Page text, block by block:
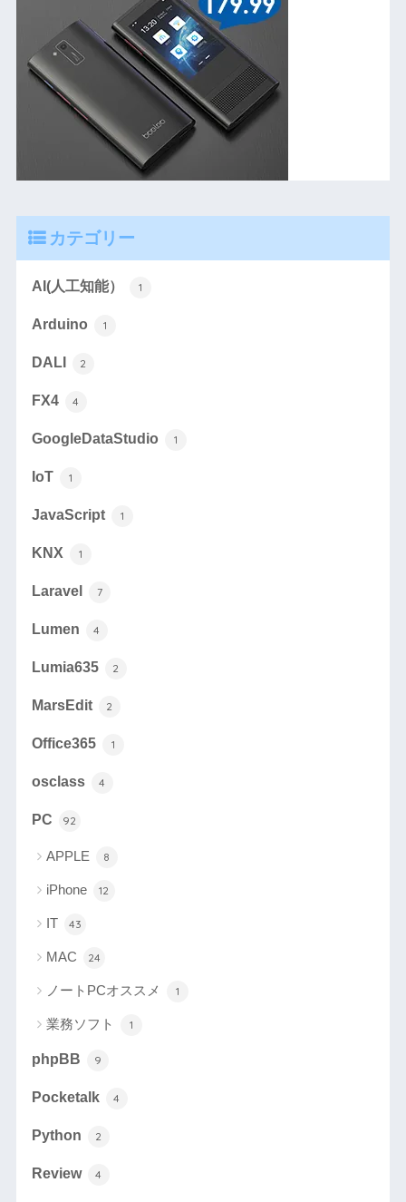
カテゴリー
AI(人工知能） 1
Arduino 1
DALI 2
FX4 4
GoogleDataStudio 1
IoT 1
JavaScript 1
KNX 1
Laravel 7
Lumen 4
Lumia635 2
MarsEdit 2
Office365 1
osclass 4
PC 92
APPLE 8
iPhone 12
IT 43
MAC 24
ノートPCオススメ 1
業務ソフト 1
phpBB 9
Pocketalk 4
Python 2
Review 4